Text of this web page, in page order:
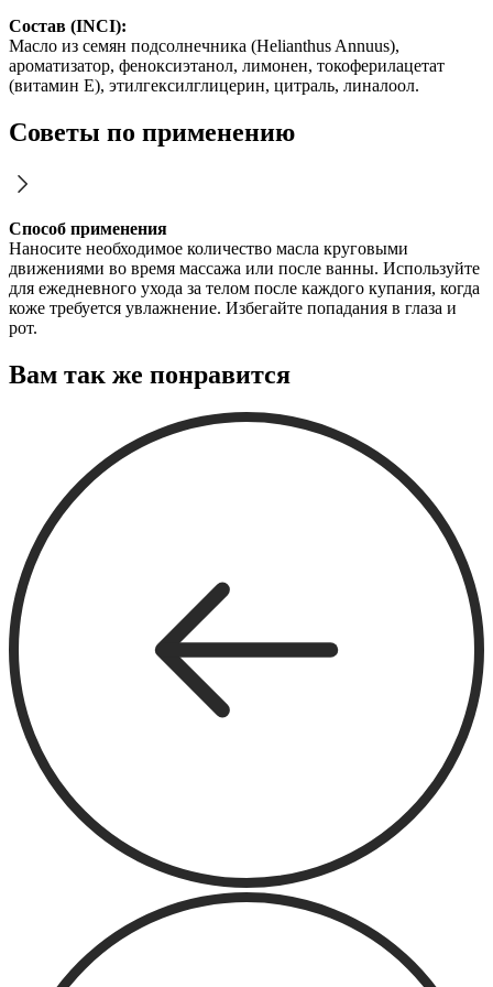
Состав (INCI):
Масло из семян подсолнечника (Helianthus Annuus),
ароматизатор, феноксиэтанол, лимонен, токоферилацетат
(витамин E), этилгексилглицерин, цитраль, линалоол.
Советы по применению
Способ применения
Наносите необходимое количество масла круговыми
движениями во время массажа или после ванны. Используйте
для ежедневного ухода за телом после каждого купания, когда
коже требуется увлажнение. Избегайте попадания в глаза и
рот.
Вам так же понравится